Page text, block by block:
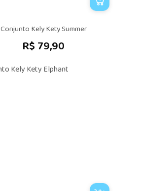
Conjunto Kely Kety Summer
R$ 79,90